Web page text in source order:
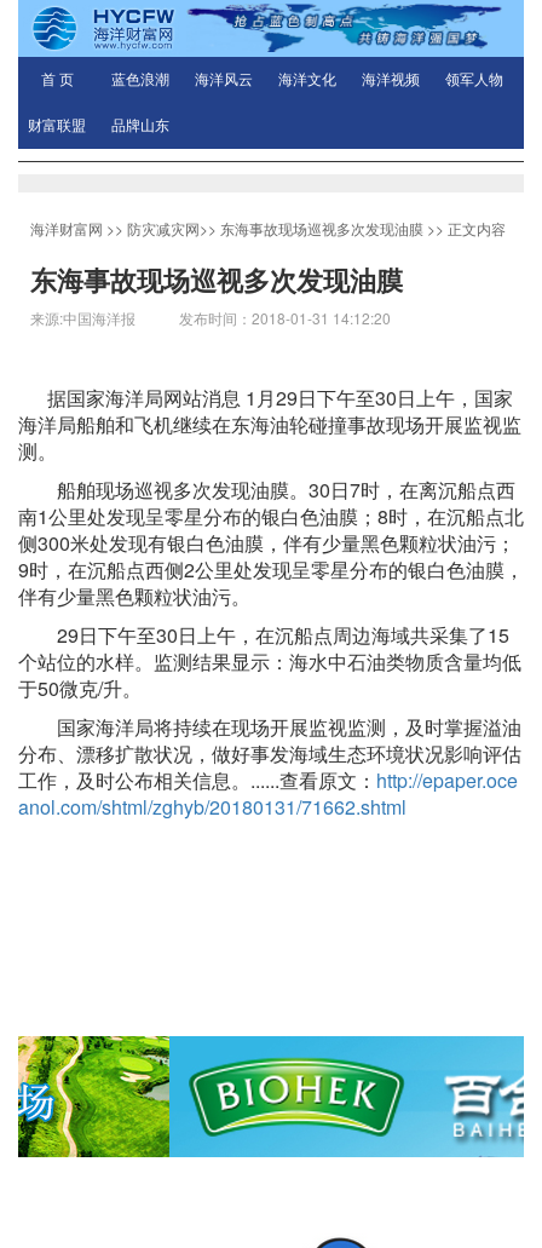
首 页 蓝色浪潮 海洋风云 海洋文化 海洋视频 领军人物
财富联盟 品牌山东
海洋财富网 >> 防灾减灾网>> 东海事故现场巡视多次发现油膜 >> 正文内容
东海事故现场巡视多次发现油膜
来源:中国海洋报 发布时间：2018-01-31 14:12:20
据国家海洋局网站消息 1月29日下午至30日上午，国家
海洋局船舶和飞机继续在东海油轮碰撞事故现场开展监视监
测。
船舶现场巡视多次发现油膜。30日7时，在离沉船点西
南1公里处发现呈零星分布的银白色油膜；8时，在沉船点北
侧300米处发现有银白色油膜，伴有少量黑色颗粒状油污；
9时，在沉船点西侧2公里处发现呈零星分布的银白色油膜，
伴有少量黑色颗粒状油污。
29日下午至30日上午，在沉船点周边海域共采集了15
个站位的水样。监测结果显示：海水中石油类物质含量均低
于50微克/升。
国家海洋局将持续在现场开展监视监测，及时掌握溢油
分布、漂移扩散状况，做好事发海域生态环境状况影响评估
工作，及时公布相关信息。......查看原文： http://epaper.oce
anol.com/shtml/zghyb/20180131/71662.shtml